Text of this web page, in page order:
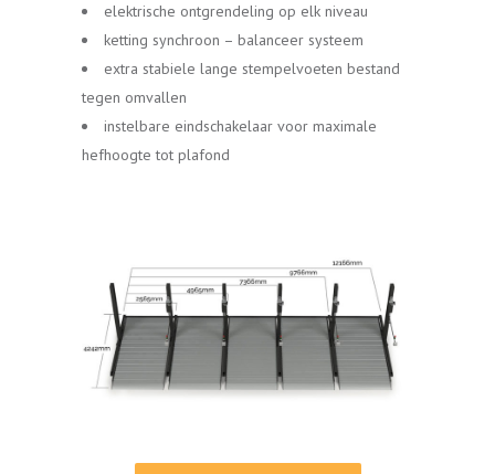
elektrische ontgrendeling op elk niveau
ketting synchroon – balanceer systeem
extra stabiele lange stempelvoeten bestand
tegen omvallen
instelbare eindschakelaar voor maximale
hefhoogte tot plafond